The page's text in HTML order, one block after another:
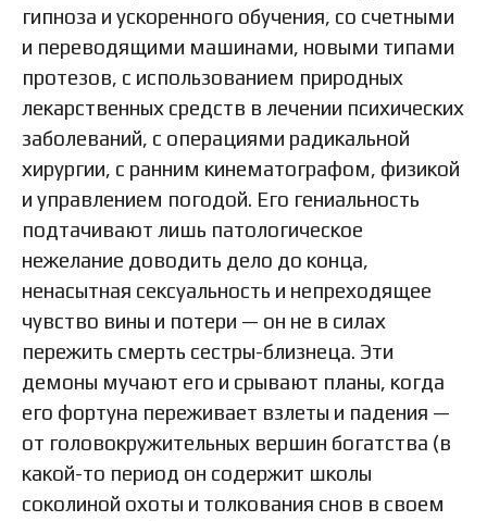
гипноза и ускоренного обучения, со счетными
и переводящими машинами, новыми типами
протезов, с использованием природных
лекарственных средств в лечении психических
заболеваний, с операциями радикальной
хирургии, с ранним кинематографом, физикой
и управлением погодой. Его гениальность
подтачивают лишь патологическое
нежелание доводить дело до конца,
ненасытная сексуальность и непреходящее
чувство вины и потери — он не в силах
пережить смерть сестры-близнеца. Эти
демоны мучают его и срывают планы, когда
его фортуна переживает взлеты и падения —
от головокружительных вершин богатства (в
какой-то период он содержит школы
соколиной охоты и толкования снов в своем